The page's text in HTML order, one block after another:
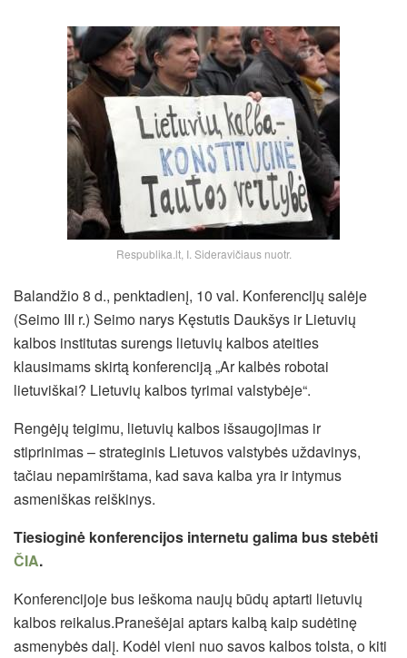
Respublika.lt, I. Sideravičiaus nuotr.
Balandžio 8 d., penktadienį, 10 val. Konferencijų salėje
(Seimo III r.) Seimo narys Kęstutis Daukšys ir Lietuvių
kalbos institutas surengs lietuvių kalbos ateities
klausimams skirtą konferenciją „Ar kalbės robotai
lietuviškai? Lietuvių kalbos tyrimai valstybėje“.
Rengėjų teigimu, lietuvių kalbos išsaugojimas ir
stiprinimas – strateginis Lietuvos valstybės uždavinys,
tačiau nepamirštama, kad sava kalba yra ir intymus
asmeniškas reiškinys.
Tiesioginė konferencijos internetu galima bus stebėti
ČIA.
Konferencijoje bus ieškoma naujų būdų aptarti lietuvių
kalbos reikalus.Pranešėjai aptars kalbą kaip sudėtinę
asmenybės dalį. Kodėl vieni nuo savos kalbos tolsta, o kiti